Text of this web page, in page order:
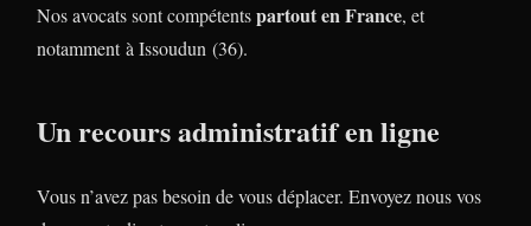
Nos avocats sont compétentspartout en France, et
notamment à Issoudun (36).
Un recours administratif en ligne
Vous n’avez pas besoin de vous déplacer. Envoyez nous vos